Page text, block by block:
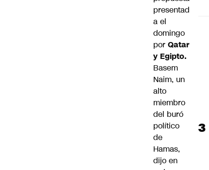
presentad
a el
domingo
por Qatar
y Egipto.
Basem
Naim, un
alto
miembro
del buró
político
de
Hamas,
dijo en